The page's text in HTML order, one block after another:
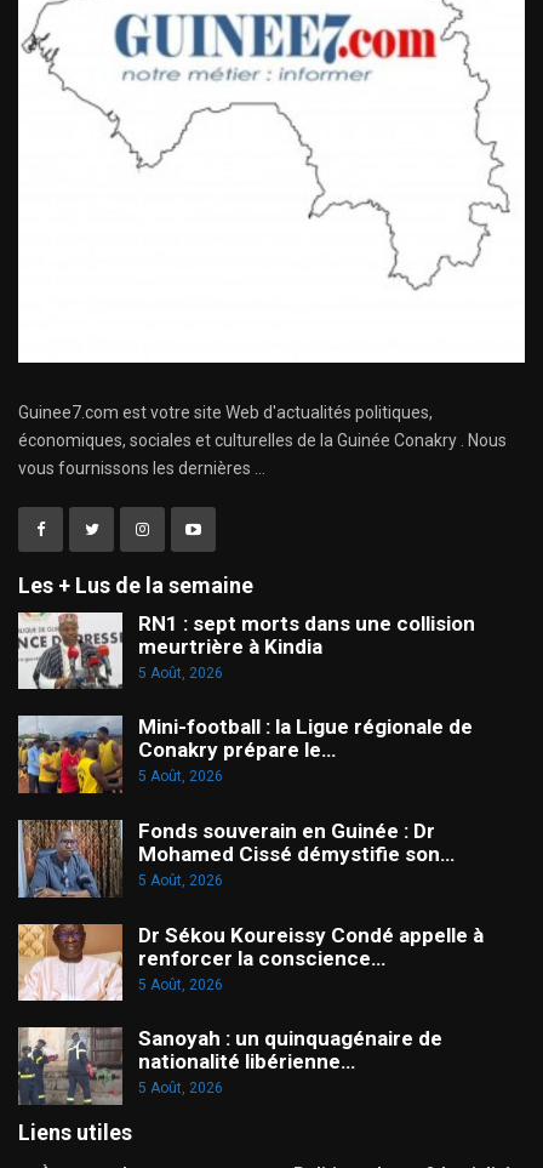
Guinee7.com est votre site Web d'actualités politiques,
économiques, sociales et culturelles de la Guinée Conakry . Nous
vous fournissons les dernières ...
Les + Lus de la semaine
RN1 : sept morts dans une collision
meurtrière à Kindia
5 Août, 2026
Mini-football : la Ligue régionale de
Conakry prépare le…
5 Août, 2026
Fonds souverain en Guinée : Dr
Mohamed Cissé démystifie son…
5 Août, 2026
Dr Sékou Koureissy Condé appelle à
renforcer la conscience…
5 Août, 2026
Sanoyah : un quinquagénaire de
nationalité libérienne…
5 Août, 2026
Liens utiles